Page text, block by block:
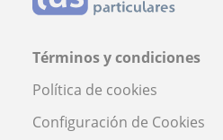
Términos y condiciones
Política de cookies
Configuración de Cookies